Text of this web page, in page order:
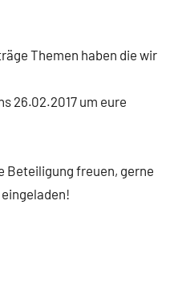
Themen haben die wir
26.02.2017 um eure
Beteiligung freuen, gerne